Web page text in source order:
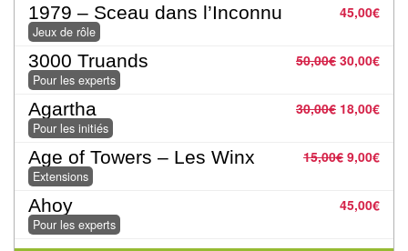
Poker
Casino
Poker
Casino
Jeux
du
Monde
45,00€
1979 – Sceau dans l’Inconnu
Jeux de rôle
50,00€ 30,00€
3000 Truands
Pour les experts
30,00€ 18,00€
Agartha
Pour les initiés
15,00€ 9,00€
Age of Towers – Les Winx
Extensions
45,00€
Ahoy
Pour les experts